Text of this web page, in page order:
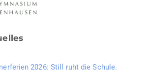
2026: Still ruht die Schule.